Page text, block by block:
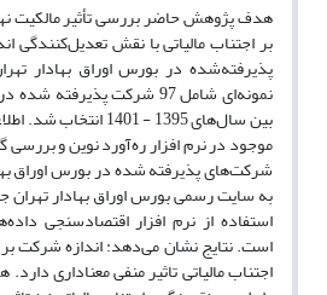
هدف پژوهش حاضر بررسی تأثیر مالکیت
بر اجتناب مالیاتی با نقش
پذیرفته‌شده در بورس اوراق بهادار
نمونه‌ای شامل 97 شرکت
بین سال‌های 1395 - 1401
موجود در نرم افزار ره‌آورد نوین و
شرکت‌های پذیرفته شده در بورس اوراق
به سایت رسمی بورس اوراق بهادار تهران
استفاده از نرم افزار اقتصادسنجی
است. نتایج نشان می‌دهد: اندازه شرکت بر
اجتناب مالیاتی تاثیر منفی معناداری